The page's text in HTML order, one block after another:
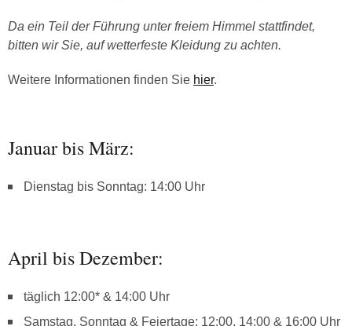
Da ein Teil der Führung unter freiem Himmel stattfindet,
bitten wir Sie, auf wetterfeste Kleidung zu achten.
Weitere Informationen finden Sie hier.
Januar bis März:
Dienstag bis Sonntag: 14:00 Uhr
April bis Dezember:
täglich 12:00* & 14:00 Uhr
Samstag, Sonntag & Feiertage: 12:00, 14:00 & 16:00 Uhr